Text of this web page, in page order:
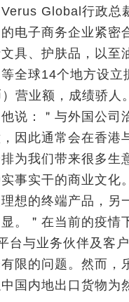
Global行政
电子商务企业紧密
具、护肤品，以至
全球14个地方设
营业额，成绩骄
说：＂与外国公
因此通常会在香港
为我们带来很多生
事实干的商业文化
想的终端产品，另
。＂在当前的疫
台与业务伙伴及客
限的问题。然而
国内地出口货物为